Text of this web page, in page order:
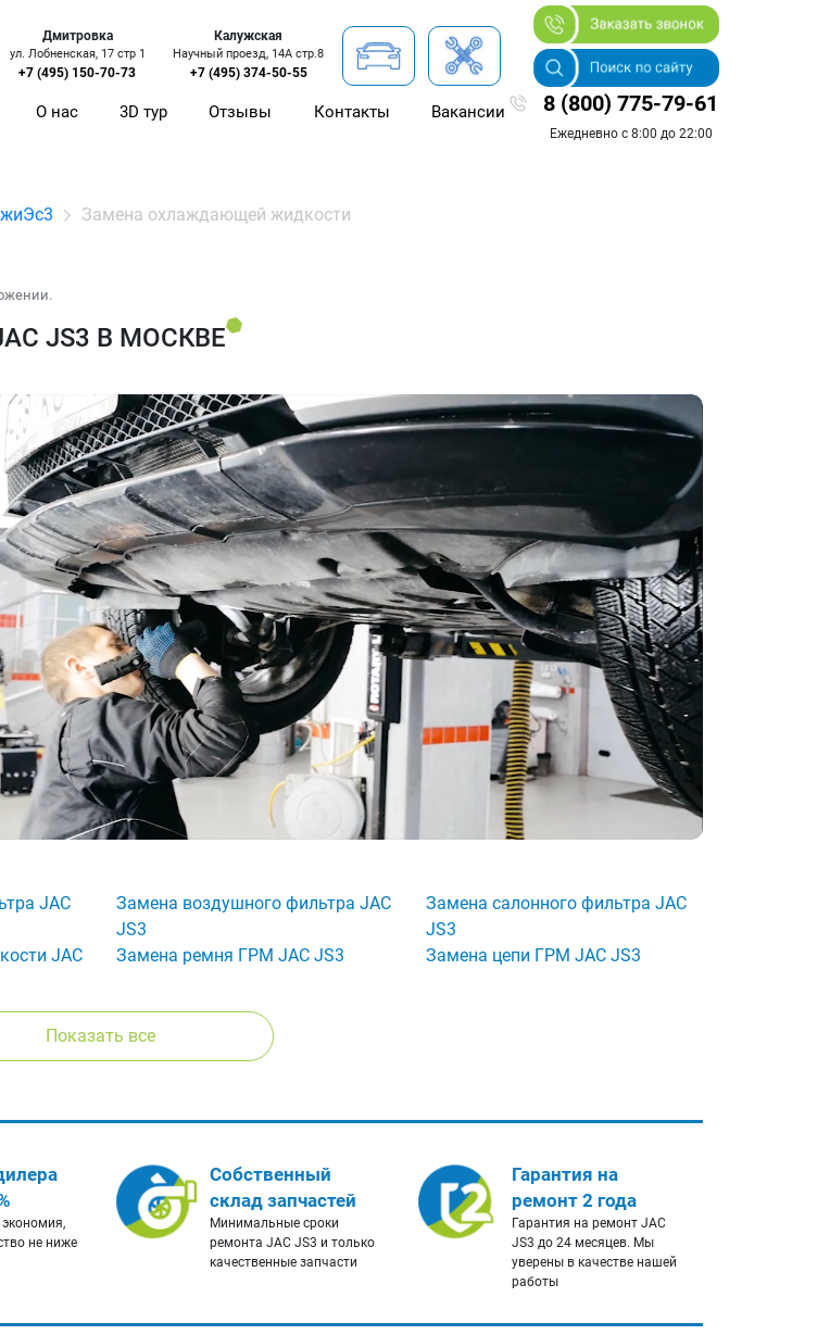
Дмитровка
ул. Лобненская, 17 стр 1
+7 (495) 150-70-73
Калужская
Научный проезд, 14А стр.8
+7 (495) 374-50-55
О нас 3D тур Отзывы Контакты Вакансии 8 (800) 775-79-61
Ежедневно с 8:00 до 22:00
Замена охлаждающей жидкости
JS3 В МОСКВЕ
JAC
Замена воздушного фильтра JAC
JS3
Замена салонного фильтра JAC
JS3
JAC
Замена ремня ГРМ JAC JS3 Замена цепи ГРМ JAC JS3
Показать все
не ниже
Собственный
склад запчастей
Минимальные сроки
ремонта JAC JS3 и только
качественные запчасти
Гарантия на
ремонт 2 года
Гарантия на ремонт JAC
JS3 до 24 месяцев. Мы
уверены в качестве нашей
работы